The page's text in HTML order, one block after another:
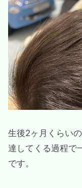
生後2ヶ月くらい
達してくる過程で
です。